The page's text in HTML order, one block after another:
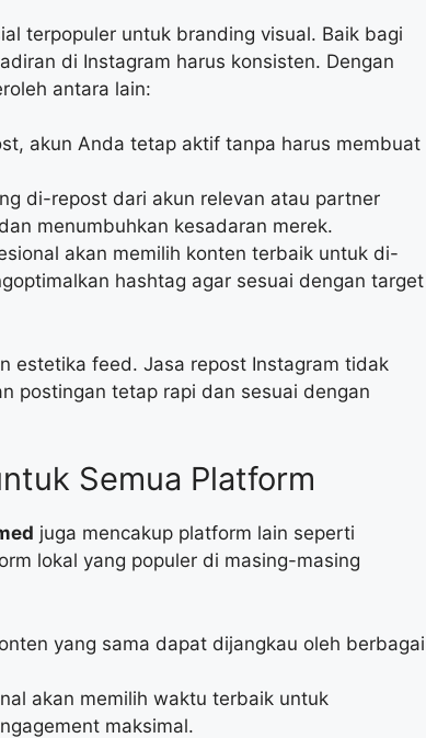
terpopuler untuk branding visual. Baik bagi
di Instagram harus konsisten. Dengan
antara lain:
akun Anda tetap aktif tanpa harus membuat
di-repost dari akun relevan atau partner
menumbuhkan kesadaran merek.
akan memilih konten terbaik untuk di-
hashtag agar sesuai dengan target
estetika feed. Jasa repost Instagram tidak
postingan tetap rapi dan sesuai dengan
Semua Platform
juga mencakup platform lain seperti
lokal yang populer di masing-masing
yang sama dapat dijangkau oleh berbagai
akan memilih waktu terbaik untuk
maksimal.